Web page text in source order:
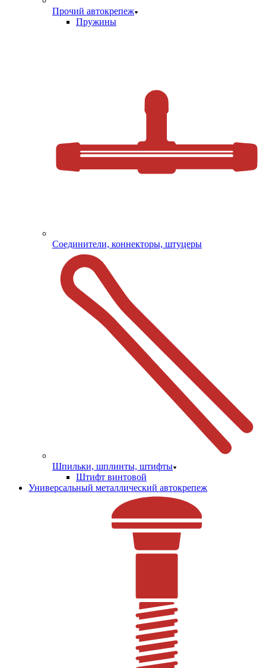
Прочий автокрепеж
Пружины
Соединители, коннекторы, штуцеры
Шпильки, шплинты, штифты
Штифт винтовой
Универсальный металлический автокрепеж